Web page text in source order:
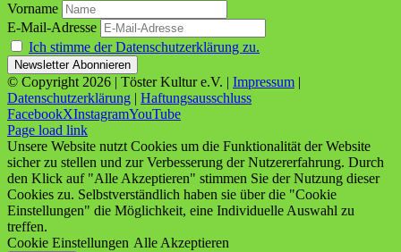
Vorname
E-Mail-Adresse
Ich stimme der Datenschutzerklärung zu.
© Copyright 2026 | Töster Kultur e.V. | Impressum |
Datenschutzerklärung | Haftungsausschluss
FacebookXInstagramYouTube
Page load link
Unsere Website nutzt Cookies um die Funktionalität der Website
sicher zu stellen und zur Verbesserung der Nutzererfahrung. Durch
den Klick auf "Alle Akzeptieren" stimmen Sie der Nutzung dieser
Cookies zu. Selbstverständlich haben sie über die "Cookie
Einstellungen" die Möglichkeit, eine Individuelle Auswahl zu
treffen.
Cookie Einstellungen Alle Akzeptieren